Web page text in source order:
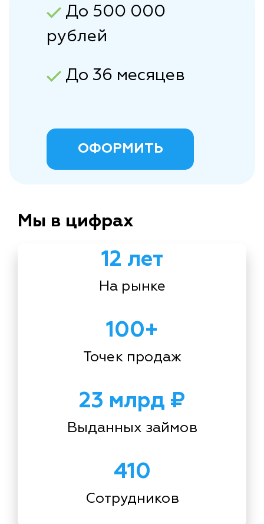
До 500 000
рублей
До 36 месяцев
ОФОРМИТЬ
Мы в цифрах
12 лет
На рынке
100+
Точек продаж
23 млрд ₽
Выданных займов
410
Сотрудников